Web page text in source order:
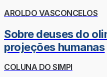
AROLDO VASCONCELOS
Sobre deuses do
projeções humanas
COLUNA DO SIMPI